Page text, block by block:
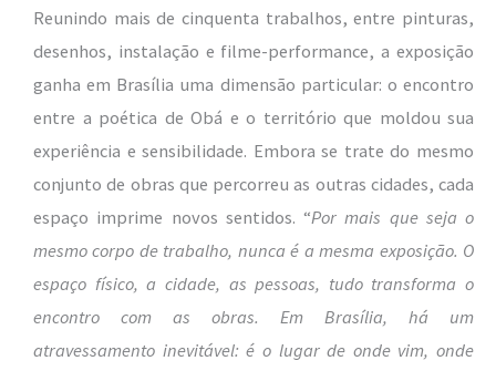
Reunindo mais de cinquenta trabalhos, entre pinturas,
desenhos, instalação e filme-performance, a exposição
ganha em Brasília uma dimensão particular: o encontro
entre a poética de Obá e o território que moldou sua
experiência e sensibilidade. Embora se trate do mesmo
conjunto de obras que percorreu as outras cidades, cada
espaço imprime novos sentidos. “Por mais que seja o
mesmo corpo de trabalho, nunca é a mesma exposição. O
espaço físico, a cidade, as pessoas, tudo transforma o
encontro com as obras. Em Brasília, há um
atravessamento inevitável: é o lugar de onde vim, onde